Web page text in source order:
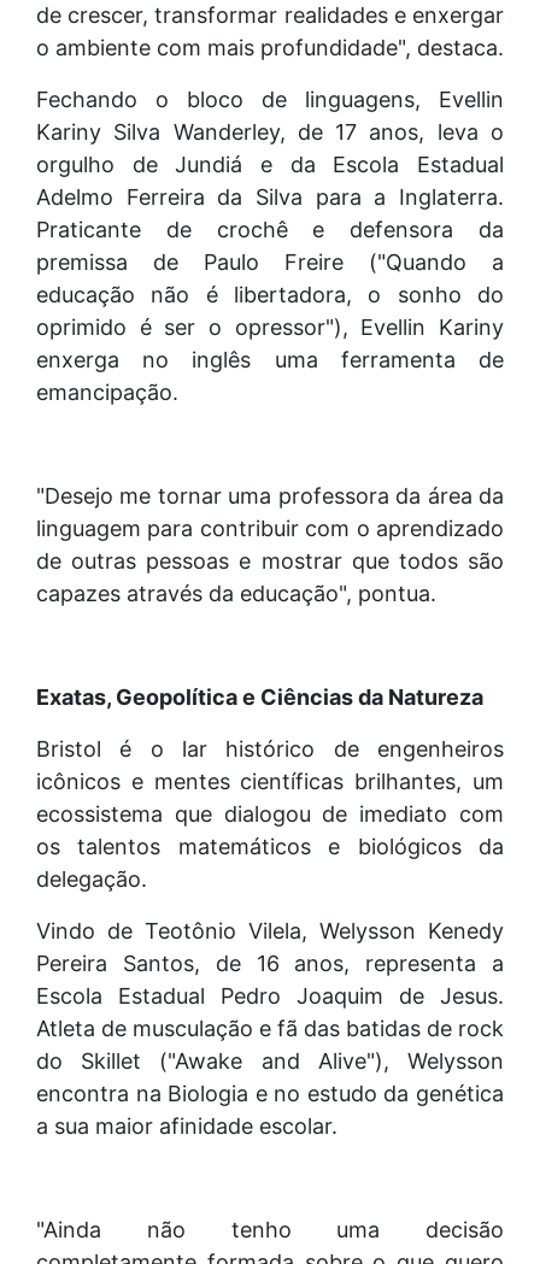
de crescer, transformar realidades e enxergar
o ambiente com mais profundidade", destaca.
Fechando o bloco de linguagens, Evellin
Kariny Silva Wanderley, de 17 anos, leva o
orgulho de Jundiá e da Escola Estadual
Adelmo Ferreira da Silva para a Inglaterra.
Praticante de crochê e defensora da
premissa de Paulo Freire ("Quando a
educação não é libertadora, o sonho do
oprimido é ser o opressor"), Evellin Kariny
enxerga no inglês uma ferramenta de
emancipação.
"Desejo me tornar uma professora da área da
linguagem para contribuir com o aprendizado
de outras pessoas e mostrar que todos são
capazes através da educação", pontua.
Exatas, Geopolítica e Ciências da Natureza
Bristol é o lar histórico de engenheiros
icônicos e mentes científicas brilhantes, um
ecossistema que dialogou de imediato com
os talentos matemáticos e biológicos da
delegação.
Vindo de Teotônio Vilela, Welysson Kenedy
Pereira Santos, de 16 anos, representa a
Escola Estadual Pedro Joaquim de Jesus.
Atleta de musculação e fã das batidas de rock
do Skillet ("Awake and Alive"), Welysson
encontra na Biologia e no estudo da genética
a sua maior afinidade escolar.
"Ainda não tenho uma decisão